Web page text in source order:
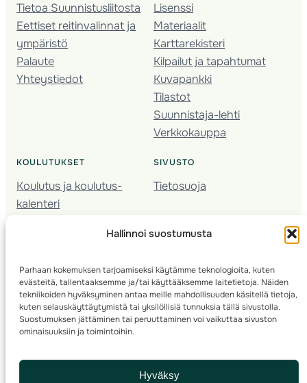
Hallinnoi suostumusta
Parhaan kokemuksen tarjoamiseksi käytämme teknologioita, kuten
evästeitä, tallentaaksemme ja/tai käyttääksemme laitetietoja. Näiden
tekniikoiden hyväksyminen antaa meille mahdollisuuden käsitellä tietoja,
kuten selauskäyttäytymistä tai yksilöllisiä tunnuksia tällä sivustolla.
Suostumuksen jättäminen tai peruuttaminen voi vaikuttaa sivuston
ominaisuuksiin ja toimintoihin.
Hyväksy
Tietoa Suunnistusliitosta
Eettiset reitinvalinnat ja
ympäristö
Palaute
Yhteystiedot
Lisenssi
Materiaalit
Karttarekisteri
Kilpailut ja tapahtumat
Kuvapankki
Tilastot
Suunnistaja-lehti
Verkkokauppa
KOULUTUKSET
Koulutus ja koulutus­
kalenteri
Seura­kehittäminen
Kartoitus
Ratamestari
SIVUSTO
Tietosuoja
© 2025 ·Suomen Suunnistusliitto· Valimotie 10, 00380 Helsinki, Finland
info(a)suunnistusliitto.fi,Rastilipun asiat: rastilippu(a)suunnistusliitto.fi